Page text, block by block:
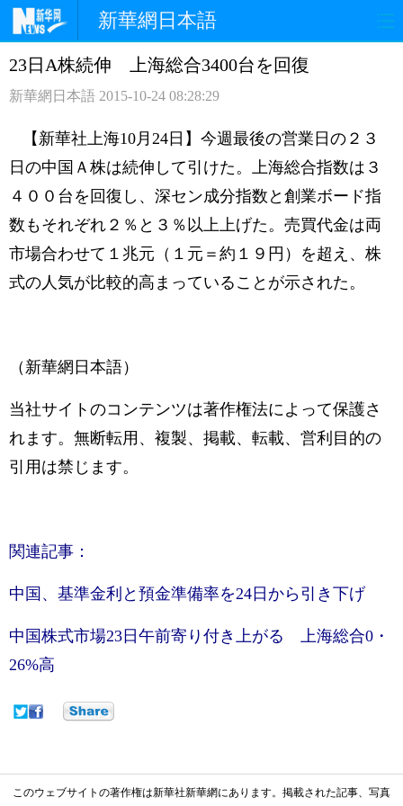
新華網日本語
ホームページ 政治
観光 評論 写真
中日対訳
23日A株続伸 上海総合3400台を回復
新華網日本語 2015-10-24 08:28:29
【新華社上海10月24日】今週最後の営業日の２３
日の中国Ａ株は続伸して引けた。上海総合指数は３
４００台を回復し、深セン成分指数と創業ボード指
数もそれぞれ２％と３％以上上げた。売買代金は両
市場合わせて１兆元（１元＝約１９円）を超え、株
式の人気が比較的高まっていることが示された。
（新華網日本語）
当社サイトのコンテンツは著作権法によって保護さ
れます。無断転用、複製、掲載、転載、営利目的の
引用は禁じます。
関連記事：
中国、基準金利と預金準備率を24日から引き下げ
中国株式市場23日午前寄り付き上がる 上海総合0・
26%高
このウェブサイトの著作権は新華社新華網にあります。掲載された記事、写真